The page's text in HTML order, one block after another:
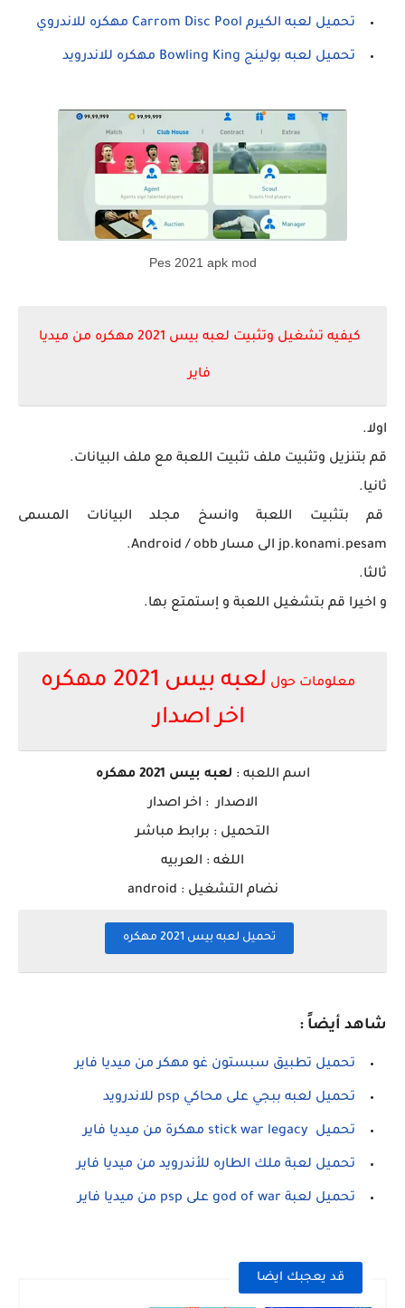
تحميل لعبه الكيرم Carrom Disc Pool مهكره للاندروي
تحميل لعبه بولينج Bowling King مهكره للاندرويد
Pes 2021 apk mod
كيفيه تشغيل وتثبيت لعبه بيس 2021 مهكره من ميديا
فاير
اولا.
قم بتنزيل وتثبيت ملف تثبيت اللعبة مع ملف البيانات.
ثانيا.
قم بتثبيت اللعبة وانسخ مجلد البيانات المسمى
jp.konami.pesam الى مسار Android / obb.
ثالثا.
و اخيرا قم بتشغيل اللعبة و إستمتع بها.
معلومات حول
لعبه بيس 2021 مهكره
اخر اصدار
اسم اللعبه : لعبه بيس 2021 مهكره
الاصدار : اخر اصدار
التحميل : برابط مباشر
اللغه : العربيه
نضام التشغيل : android
تحميل لعبه بيس 2021 مهكره
شاهد أيضاً :
تحميل تطبيق سبستون غو مهكر من ميديا فاير
تحميل لعبه ببجي على محاكي psp للاندرويد
تحميل stick war legacy مهكرة من ميديا فاير
تحميل لعبة ملك الطاره للأندرويد من ميديا فاير
تحميل لعبة god of war على psp من ميديا فاير
قد يعجبك ايضا